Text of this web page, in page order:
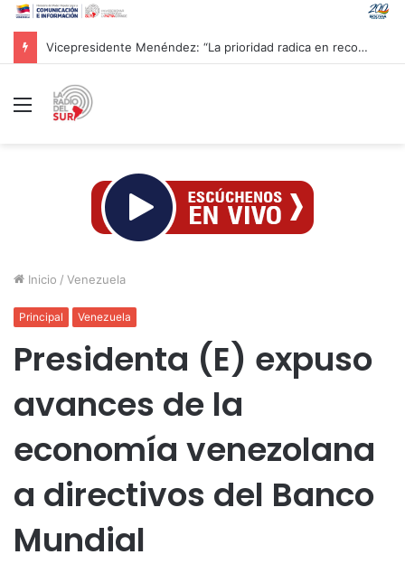
CAC 2026: Venezolano Ricardo Montes de Oca conquista Oro en salto con pértiga
Menú
Inicio / Venezuela
Principal Venezuela
Presidenta (E) expuso
avances de la
economía venezolana
a directivos del Banco
Mundial